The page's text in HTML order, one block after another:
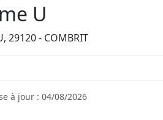
U
29120 - COMBRIT
à jour : 04/08/2026